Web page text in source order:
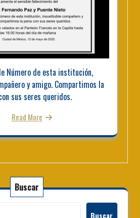
Número de esta institución,
y amigo. Compartimos la
sus seres queridos.
Read More
Buscar
Buscar